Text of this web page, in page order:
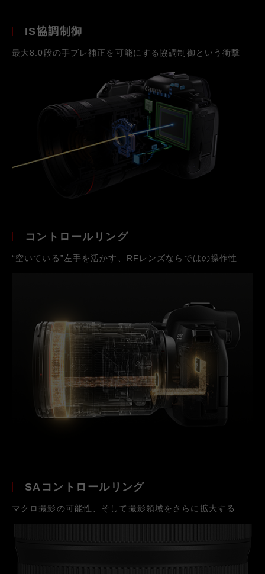
IS協調制御
最大8.0段の手ブレ補正を可能にする協調制御という衝撃
コントロールリング
“空いている”左手を活かす、RFレンズならではの操作性
SAコントロールリング
マクロ撮影の可能性、そして撮影領域をさらに拡大する